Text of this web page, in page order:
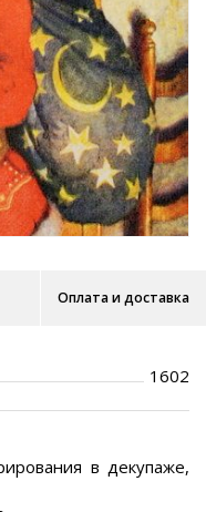
Оплата и доставка
1602
в декупаже,